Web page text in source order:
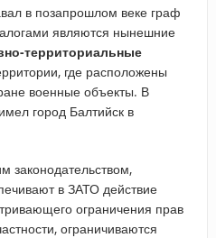
в позапрошлом веке граф
являются нынешние
территориальные
где расположены
военные объекты. В
город Балтийск в
законодательством,
в ЗАТО действие
ограничения прав
ограничиваются